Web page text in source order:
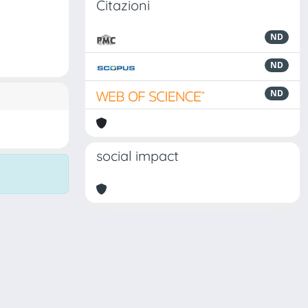
Citazioni
ND
ND
ND
social impact